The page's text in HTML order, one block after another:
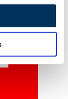
zu Ihrer
für
Unsere
mit